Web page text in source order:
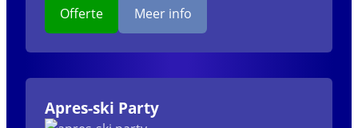
Offerte Meer info
Apres-ski Party